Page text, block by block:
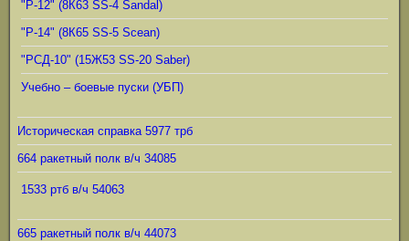
"Р-12" (8К63 SS-4 Sandal)
"Р-14" (8К65 SS-5 Scean)
"РСД-10" (15Ж53 SS-20 Saber)
Учебно – боевые пуски (УБП)
Историческая справка 5977 трб
664 ракетный полк в/ч 34085
1533 ртб в/ч 54063
665 ракетный полк в/ч 44073